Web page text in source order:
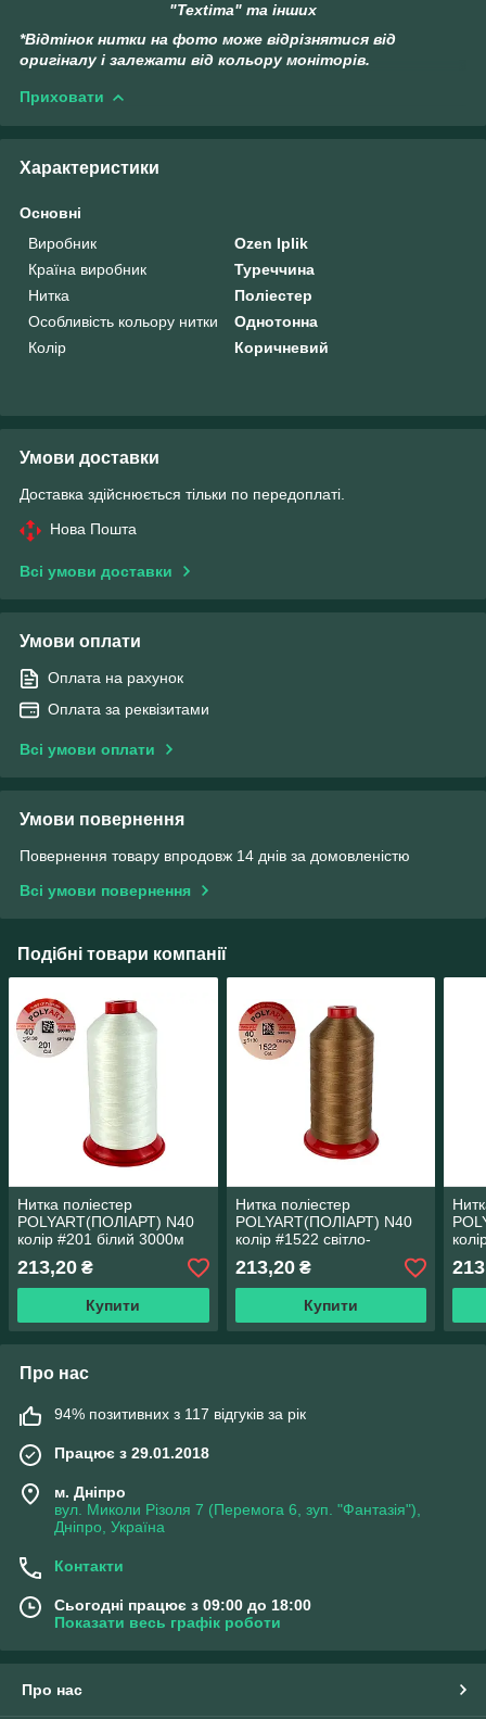
"Textima" та інших
*Відтінок нитки на фото може відрізнятися від
оригіналу і залежати від кольору моніторів.
Приховати
Характеристики
Основні
Виробник
Ozen Iplik
Країна виробник
Туреччина
Нитка
Поліестер
Особливість кольору нитки
Однотонна
Колір
Коричневий
Умови доставки
Доставка здійснюється тільки по передоплаті.
Нова Пошта
Всі умови доставки
Умови оплати
Оплата на рахунок
Оплата за реквізитами
Всі умови оплати
Умови повернення
Повернення товару впродовж 14 днів за домовленістю
Всі умови повернення
Подібні товари компанії
Нитка поліестер
POLYART(ПОЛІАРТ) N40
колір #201 білий 3000м
(ОРИГІНАЛ, ТУРЕЧЧИНА)
213,20 ₴
Купити
Нитка поліестер
POLYART(ПОЛІАРТ) N40
колір #1522 світло-
коричневий 3000м
(ОРИГІНАЛ, ТУРЕЧЧИНА)
213,20₴
Купити
Про нас
94% позитивних з 117 відгуків за рік
Працює з 29.01.2018
м. Дніпро
вул. Миколи Різоля 7 (Перемога 6, зуп. "Фантазія"),
Дніпро, Україна
Контакти
Сьогодні працює з 09:00 до 18:00
Показати весь графік роботи
Про нас